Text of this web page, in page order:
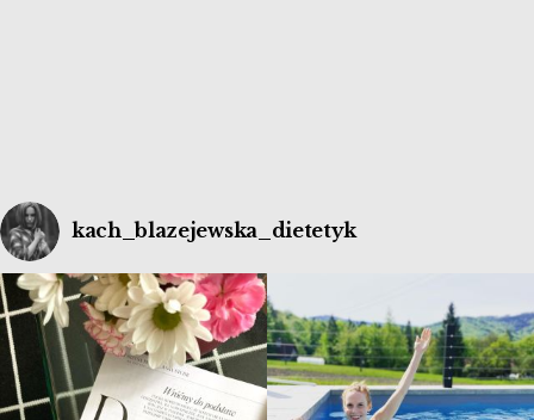
kach_blazejewska_dietetyk